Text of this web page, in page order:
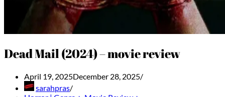
Dead Mail (2024) – movie review
April 19, 2025December 28, 2025
sarahpras